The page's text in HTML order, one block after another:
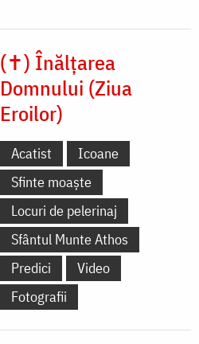
(✝) Înălțarea
Domnului (Ziua
Eroilor)
Acatist
Icoane
Sfinte moaște
Locuri de pelerinaj
Sfântul Munte Athos
Predici
Video
Fotografii